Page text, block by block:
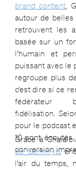
brand content,
autour de belles
retrouvent les
basée sur un
l’humain et
puissant avec le
regroupe plus
c’est dire si ce
fédérateur
fidélisation.
pour le podcast
10 sont
conversion
Grâce à
de Gemmyo,
l’air du temps,